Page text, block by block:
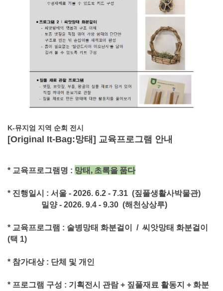
K-뮤지엄 지역 순회 전시
[Original It-Bag:망태] 교육프로그램 안내
* 교육프로그램명 : 망태, 초록을 품다
* 진행일시 : 서울 - 2026. 6.2 - 7.31 (짚풀생활사박물관)
밀양 - 2026. 9.4 - 9.30 (해천상상루)
* 교육프로그램 : 술병망태 화분걸이 / 씨앗망태 화분걸이
(택 1)
* 참가대상 : 단체 및 개인
* 프로그램 구성 : 기획전시 관람 + 짚풀재료 활동지 + 화분